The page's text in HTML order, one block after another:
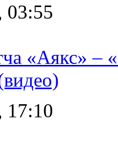
03:55
«Аякс» –
17:10